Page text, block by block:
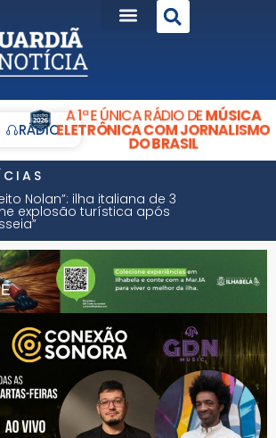
RÁDIO
A 1ª E ÚNICA RÁDIO DEMÚSICA
ELETRÔNICA COM JORNALISMO
DO BRASIL
Nolan”: ilha italiana de 3
explosão turística após